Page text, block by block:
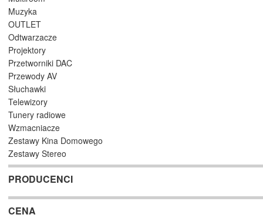
Muzyka
OUTLET
Odtwarzacze
Projektory
Przetworniki DAC
Przewody AV
Słuchawki
Telewizory
Tunery radiowe
Wzmacniacze
Zestawy Kina Domowego
Zestawy Stereo
PRODUCENCI
CENA